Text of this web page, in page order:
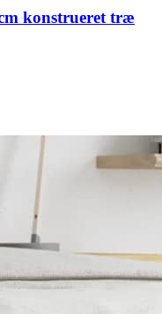
konstrueret træ